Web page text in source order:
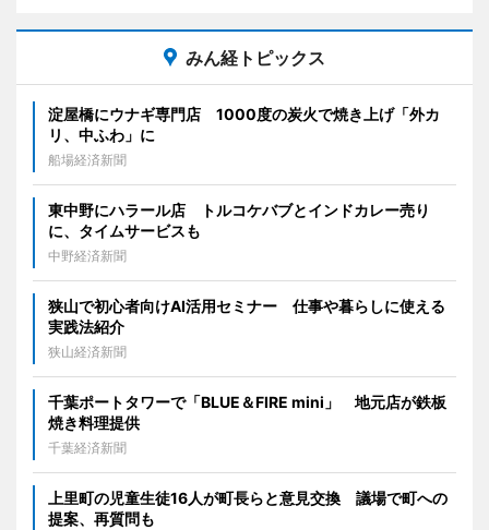
みん経トピックス
淀屋橋にウナギ専門店 1000度の炭火で焼き上げ「外カ
リ、中ふわ」に
船場経済新聞
東中野にハラール店 トルコケバブとインドカレー売り
に、タイムサービスも
中野経済新聞
狭山で初心者向けAI活用セミナー 仕事や暮らしに使える
実践法紹介
狭山経済新聞
千葉ポートタワーで「BLUE＆FIRE mini」 地元店が鉄板
焼き料理提供
千葉経済新聞
上里町の児童生徒16人が町長らと意見交換 議場で町への
提案、再質問も